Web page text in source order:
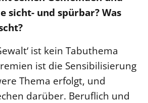
sicht- und spürbar? Was
ist kein Tabuthema
ist die Sensibilisierung
Thema erfolgt, und
darüber. Beruflich und